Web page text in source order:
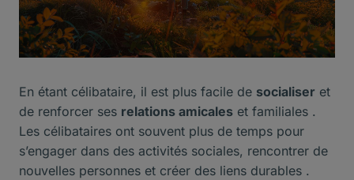
En étant célibataire, il est plus facile de socialiser et
de renforcer ses relations amicales et familiales .
Les célibataires ont souvent plus de temps pour
s’engager dans des activités sociales, rencontrer de
nouvelles personnes et créer des liens durables .